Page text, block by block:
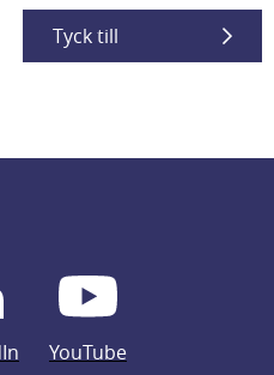
Tyck till
YouTube